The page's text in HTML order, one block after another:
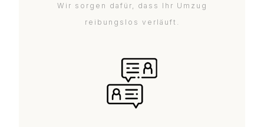
Wir sorgen dafür, dass Ihr Umzug
reibungslos verläuft.